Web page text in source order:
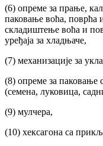
(6) опреме за прање,
паковање воћа, поврћа
складиштење воћа и
уређаја за хладњаче,
(7) механизације за
(8) опреме за паковање
(семена, луковица,
(9) мулчера,
(10) хексагона са